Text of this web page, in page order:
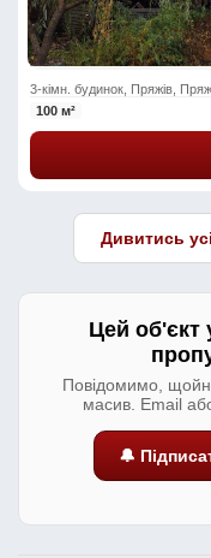
3-кімн. будинок, Пряжів,
100 м²
Дивитись
Цей об'єкт
Повідомимо,
масив. Email
🔔